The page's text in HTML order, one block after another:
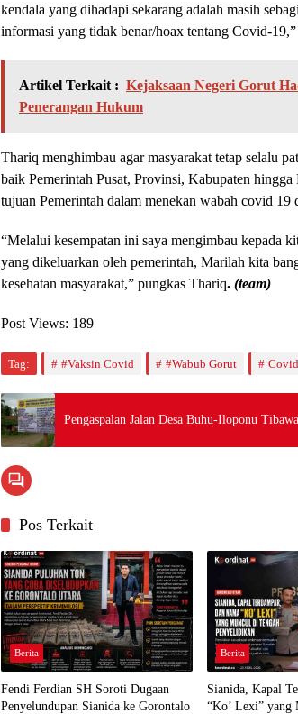
kendala yang dihadapi sekarang adalah masih
informasi yang tidak benar/hoax tentang Covid-
Artikel Terkait : Kejaksaan Negeri Gorut
Penerangan Hukum
Thariq menghimbau agar masyarakat tetap selalu
baik Pemerintah Pusat, Provinsi, Kabupaten
tujuan Pemerintah dalam menekan wabah covid 19
“Melalui kesempatan ini saya mengimbau kepada
yang dikeluarkan oleh pemerintah, Marilah kita
kesehatan masyarakat,” pungkas Thariq. (team)
Post Views: 189
Tag: #Vaksin Covid #Wabub Gorut
Pengaspalan Jalan Desa Buhu-Iloponu
Pos Terkait
Berita
Fendi Ferdian SH Soroti Dugaan
Penyelundupan Sianida ke Gorontalo
Berita
Sianida, Kapal
“Ko’ Lexi” yang